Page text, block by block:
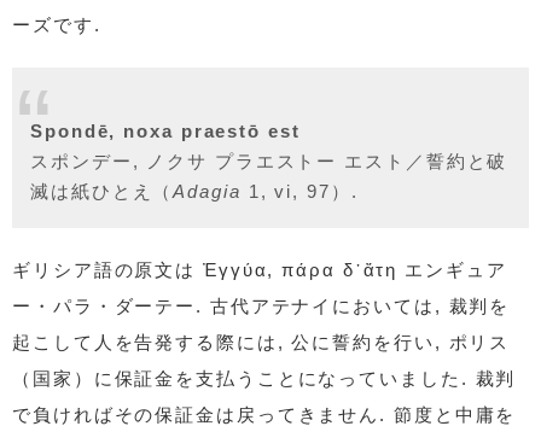
ーズです.
Spondē, noxa praestō est
スポンデー, ノクサ プラエストー エスト／誓約と破
滅は紙ひとえ（Adagia 1, vi, 97）.
ギリシア語の原文は Ἐγγύα, πάρα δ᾽ἄτη エンギュア
ー・パラ・ダーテー. 古代アテナイにおいては, 裁判を
起こして人を告発する際には, 公に誓約を行い, ポリス
（国家）に保証金を支払うことになっていました. 裁判
で負ければその保証金は戻ってきません. 節度と中庸を